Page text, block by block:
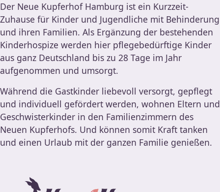
Der Neue Kupferhof Hamburg ist ein Kurzzeit-
Zuhause für Kinder und Jugendliche mit Behinderung
und ihren Familien. Als Ergänzung der bestehenden
Kinderhospize werden hier pflegebedürftige Kinder
aus ganz Deutschland bis zu 28 Tage im Jahr
aufgenommen und umsorgt.
Während die Gastkinder liebevoll versorgt, gepflegt
und individuell gefördert werden, wohnen Eltern und
Geschwisterkinder in den Familienzimmern des
Neuen Kupferhofs. Und können somit Kraft tanken
und einen Urlaub mit der ganzen Familie genießen.